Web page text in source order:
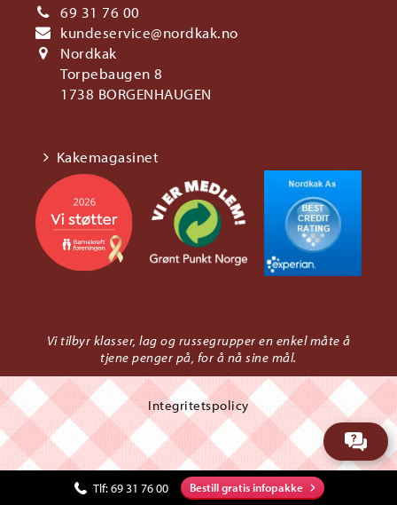
Kakemagasinet
69 31 76 00
kundeservice@nordkak.no
Nordkak
Torpebaugen 8
1738 BORGENHAUGEN
Vi tilbyr klasser, lag og russegrupper en enkel måte å
tjene penger på, for å nå sine mål.
Integritetspolicy
Tlf:69 31 76 00 Bestill gratis infopakke